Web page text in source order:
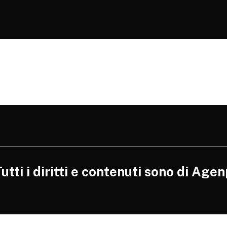
i diritti e contenuti sono di